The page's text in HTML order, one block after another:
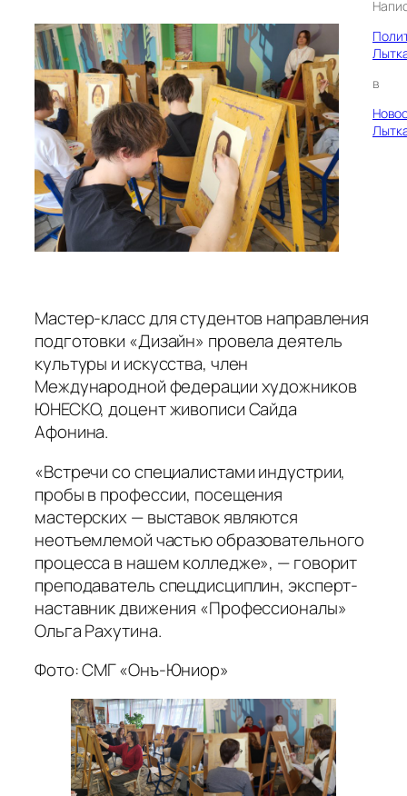
в
Мастер-класс для студентов направления
подготовки «Дизайн» провела деятель
культуры и искусства, член
Международной федерации художников
ЮНЕСКО, доцент живописи Сайда
Афонина.
«Встречи со специалистами индустрии,
пробы в профессии, посещения
мастерских — выставок являются
неотъемлемой частью образовательного
процесса в нашем колледже», — говорит
преподаватель спецдисциплин, эксперт-
наставник движения «Профессионалы»
Ольга Рахутина.
Фото: СМГ «Онъ-Юниор»